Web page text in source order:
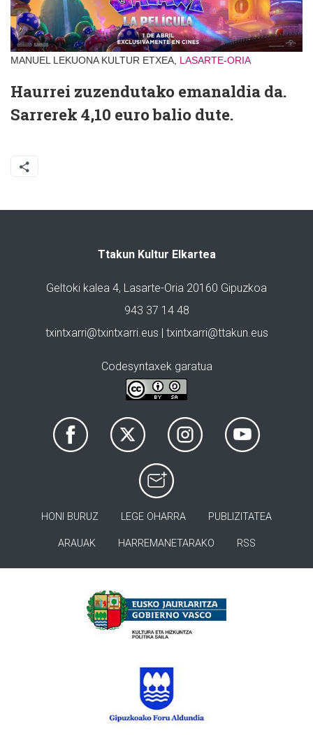
MANUEL LEKUONA KULTUR ETXEA, LASARTE-ORIA
Haurrei zuzendutako emanaldia da.
Sarrerek 4,10 euro balio dute.
Ttakun Kultur Elkartea
Geltoki kalea 4, Lasarte-Oria 20160 Gipuzkoa
943 37 14 48
txintxarri@txintxarri.eus | txintxarri@ttakun.eus
Codesyntaxek garatua
HONI BURUZ LEGE OHARRA PUBLIZITATEA
ARAUAK HARREMANETARAKO RSS